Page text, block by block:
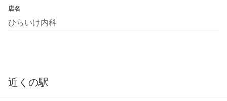
店名
ひらいけ内科
近くの駅